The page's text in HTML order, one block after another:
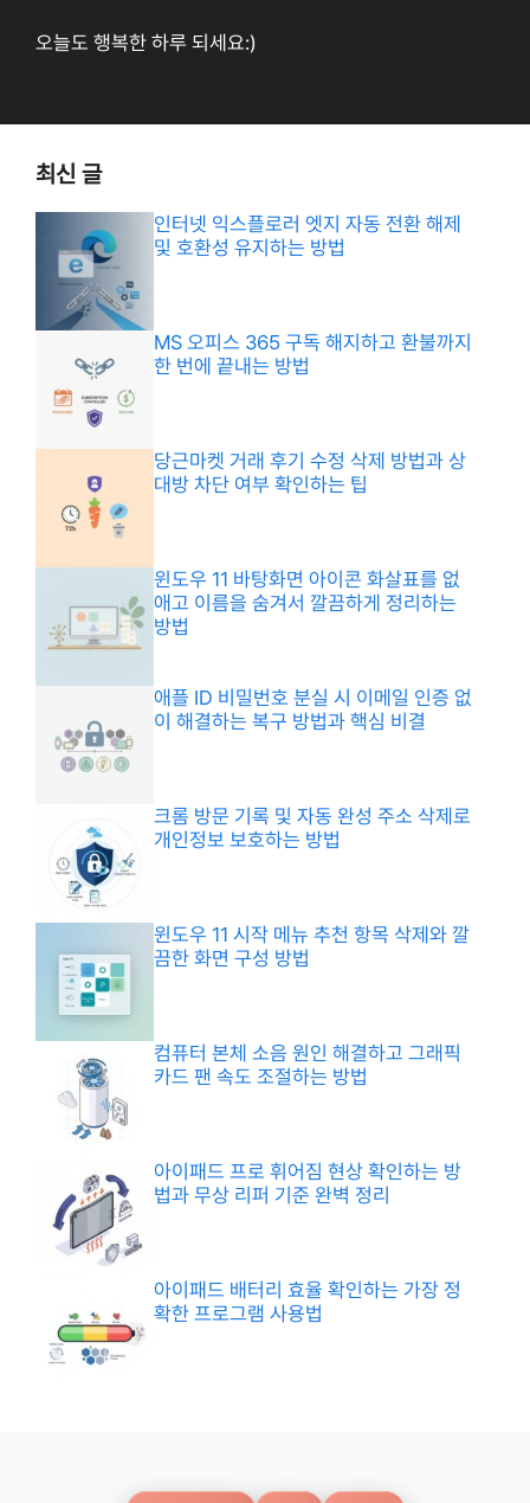
오늘도 행복한 하루 되세요:)
최신 글
인터넷 익스플로러 엣지 자동 전환 해제
및 호환성 유지하는 방법
MS 오피스 365 구독 해지하고 환불까지
한 번에 끝내는 방법
당근마켓 거래 후기 수정 삭제 방법과 상
대방 차단 여부 확인하는 팁
윈도우 11 바탕화면 아이콘 화살표를 없
애고 이름을 숨겨서 깔끔하게 정리하는
방법
애플 ID 비밀번호 분실 시 이메일 인증 없
이 해결하는 복구 방법과 핵심 비결
크롬 방문 기록 및 자동 완성 주소 삭제로
개인정보 보호하는 방법
윈도우 11 시작 메뉴 추천 항목 삭제와 깔
끔한 화면 구성 방법
컴퓨터 본체 소음 원인 해결하고 그래픽
카드 팬 속도 조절하는 방법
아이패드 프로 휘어짐 현상 확인하는 방
법과 무상 리퍼 기준 완벽 정리
아이패드 배터리 효율 확인하는 가장 정
확한 프로그램 사용법